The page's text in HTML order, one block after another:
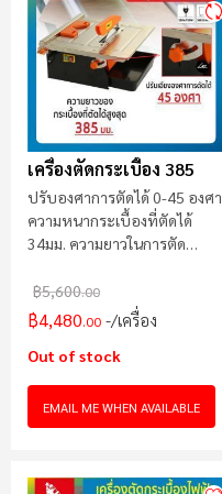
เครื่องตัดกระเบื้อง 385
ปรับองศาการตัดได้ 0-45 องศา
ความหนากระเบื้องที่ตัดได้
34มม. ความยาวในการตัด
฿5,600.00
฿4,480.00 /เครื่อง
Out of stock
EMAIL ME WHEN AVAILABLE